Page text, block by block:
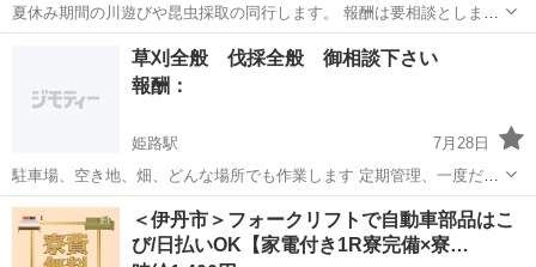
夏休み期間の川遊びや昆虫採取の同行します。 報酬は要相談としま
す。 ご気軽にお問い合わせください。
神戸市 六甲駅 手伝いたい/助けたい
草刈全般 伐採全般 御相談下さい
報酬：
姫路駅
7月28日
駐車場、空き地、畑、どんな場所でも作業します 定期管理、一度だけ
でも、相談下さい 現地を一度見させて下さい 宜しくお願いします
兵庫 姫路市 姫路駅 手伝いたい/助けたい 草刈
＜伊丹市＞フォークリフトで自動車部品はこ
び/日払いOK【家電付き1R寮完備×寮…